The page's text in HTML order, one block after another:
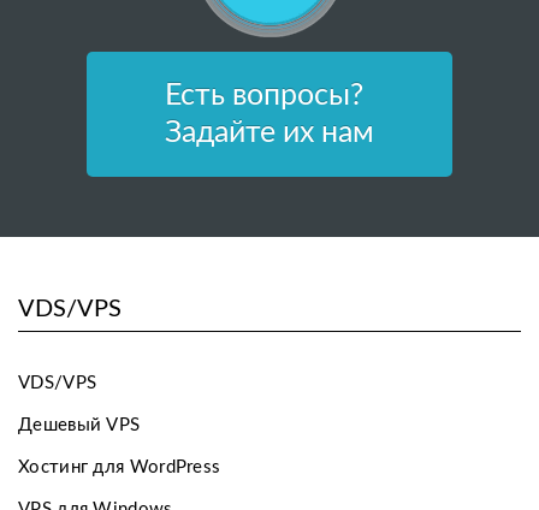
Есть вопросы?
Задайте их нам
VDS/VPS
VDS/VPS
Дешевый VPS
Хостинг для WordPress